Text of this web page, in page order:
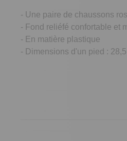
- Une paire de chaussons
- Fond reliéfé confortable et
- En matière plastique
- Dimensions d'un pied :